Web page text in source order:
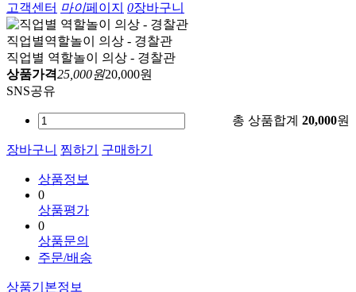
고객센터 마이페이지 0장바구니
직업별역할놀이 의상 - 경찰관
직업별 역할놀이 의상 - 경찰관
상품가격25,000원20,000원
SNS공유
총 상품합계 20,000원
장바구니 찜하기 구매하기
상품정보
0
상품평가
0
상품문의
주문/배송
상품기본정보